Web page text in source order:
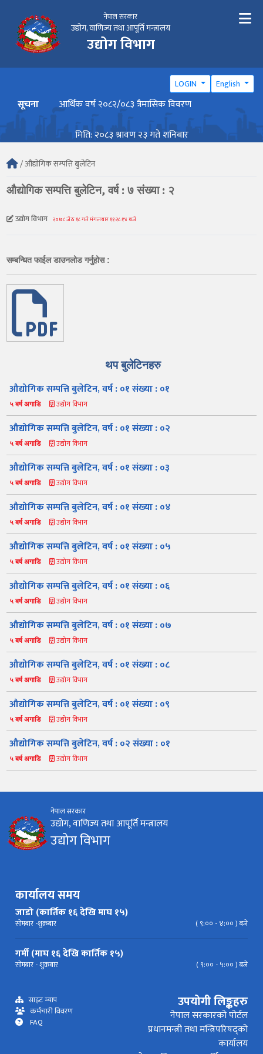
नेपाल सरकार
उद्योग, वाणिज्य तथा आपूर्ति मन्त्रालय
उद्योग विभाग
LOGIN English
सूचना आर्थिक वर्ष २०८२/०८३ त्रैमासिक विवरण
मिति: २०८३ श्रावण २३ गते शनिबार
/ औद्योगिक सम्पत्ति बुलेटिन
औद्योगिक सम्पत्ति बुलेटिन, वर्ष : ७ संख्या : २
उद्योग विभाग २०७८ जेठ १८ गते मंगलबार ११:२८:१४ बजे
सम्बन्धित फाईल डाउनलोड गर्नुहोस :
थप बुलेटिनहरु
औद्योगिक सम्पत्ति बुलेटिन, वर्ष : ०१ संख्या : ०१
५ बर्ष अगाडि उद्योग विभाग
औद्योगिक सम्पत्ति बुलेटिन, वर्ष : ०१ संख्या : ०२
५ बर्ष अगाडि उद्योग विभाग
औद्योगिक सम्पत्ति बुलेटिन, वर्ष : ०१ संख्या : ०३
५ बर्ष अगाडि उद्योग विभाग
औद्योगिक सम्पत्ति बुलेटिन, वर्ष : ०१ संख्या : ०४
५ बर्ष अगाडि उद्योग विभाग
औद्योगिक सम्पत्ति बुलेटिन, वर्ष : ०१ संख्या : ०५
५ बर्ष अगाडि उद्योग विभाग
औद्योगिक सम्पत्ति बुलेटिन, वर्ष : ०१ संख्या : ०६
५ बर्ष अगाडि उद्योग विभाग
औद्योगिक सम्पत्ति बुलेटिन, वर्ष : ०१ संख्या : ०७
५ बर्ष अगाडि उद्योग विभाग
औद्योगिक सम्पत्ति बुलेटिन, वर्ष : ०१ संख्या : ०८
५ बर्ष अगाडि उद्योग विभाग
औद्योगिक सम्पत्ति बुलेटिन, वर्ष : ०१ संख्या : ०९
५ बर्ष अगाडि उद्योग विभाग
औद्योगिक सम्पत्ति बुलेटिन, वर्ष : ०२ संख्या : ०१
५ बर्ष अगाडि उद्योग विभाग
सहायक । यहाँहरुलाई म कसरी सहायता गर्न सक्छु भनेर हेर्न कृपया बटनहरुमा
थिच्नुहोस्।
सूचना
मापदण्ड
नेपाल सरकार
उद्योग, वाणिज्य तथा आपूर्ति मन्त्रालय
उद्योग विभाग
कार्यालय समय
जाडो (कार्तिक १६ देखि माघ १५)
सोमबार -शुक्रबार ( ९:०० - ४:०० ) बजे
गर्मी (माघ १६ देखि कार्तिक १५)
सोमबार - शुक्रबार ( ९:०० - ५:०० ) बजे
साइट म्याप
कर्मचारी विवरण
FAQ
उपयोगी लिङ्कहरु
नेपाल सरकारको पोर्टल
प्रधानमन्त्री तथा मन्त्रिपरिषद्को
कार्यालय